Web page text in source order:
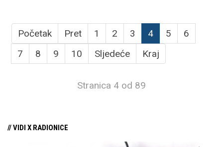
Početak Pret 1 2 3 4 5
6
7
8 9 10 Sljedeće Kraj
Stranica 4 od 89
// VIDI X RADIONICE